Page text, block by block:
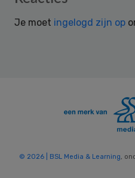
Je moet ingelogd zijn op
© 2026 | BSL Media & Learning,